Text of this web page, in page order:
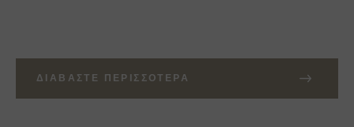
ΔΙΑΒΆΣΤΕ ΠΕΡΙΣΣΌΤΕΡΑ